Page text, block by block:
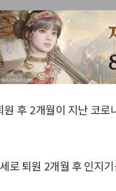
후 2개월이 지난 코
로 퇴원 2개월 후 인지